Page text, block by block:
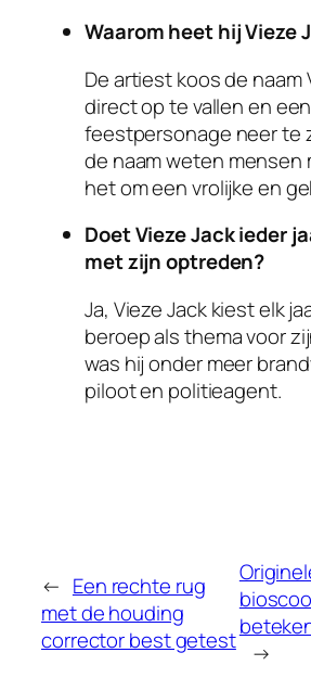
Waarom heet hij Vieze
De artiest koos de naam
direct op te vallen en
feestpersonage neer te
de naam weten mensen
het om een vrolijke en
Doet Vieze Jack ieder
met zijn optreden?
Ja, Vieze Jack kiest elk
beroep als thema voor
was hij onder meer
piloot en politieagent.
← Een rechte rug
met de houding
corrector best getest
→